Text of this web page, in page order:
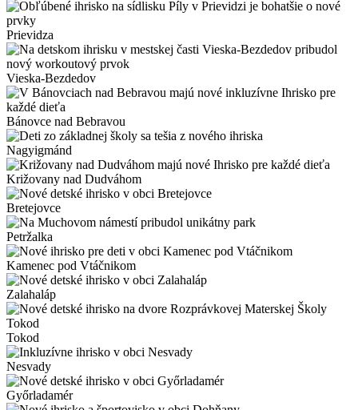
Prievidza
Vieska-Bezdedov
Bánovce nad Bebravou
Nagyigmánd
Križovany nad Dudváhom
Bretejovce
Petržalka
Kamenec pod Vtáčnikom
Zalahaláp
Tokod
Nesvady
Győrladamér